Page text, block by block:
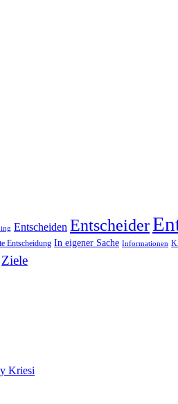
Entscheiden Entscheider
Entscheidung In eigener Sache Informationen
Ziele
Kriesi